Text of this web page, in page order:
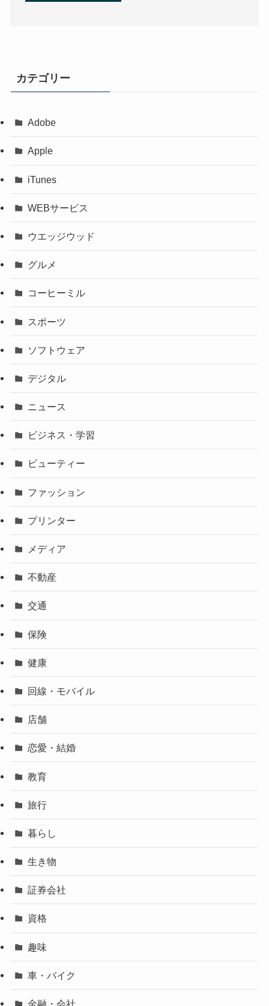
カテゴリー
Adobe
Apple
iTunes
WEBサービス
ウエッジウッド
グルメ
コーヒーミル
スポーツ
ソフトウェア
デジタル
ニュース
ビジネス・学習
ビューティー
ファッション
プリンター
メディア
不動産
交通
保険
健康
回線・モバイル
店舗
恋愛・結婚
教育
旅行
暮らし
生き物
証券会社
資格
趣味
車・バイク
金融・会社